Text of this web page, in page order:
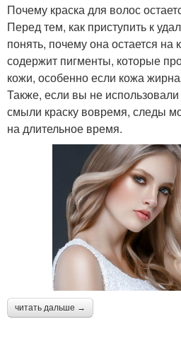
Почему краска для волос
Перед тем, как приступить к
понять, почему она остается на
содержит пигменты, которые
кожи, особенно если кожа
Также, если вы не
смыли краску вовремя, следы
на длительное время.
читать дальше →